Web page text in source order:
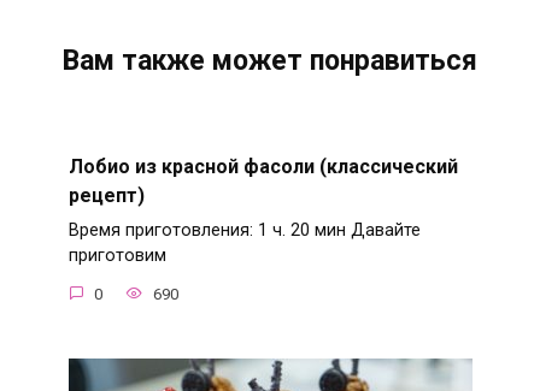
Вам также может понравиться
Лобио из красной фасоли (классический
рецепт)
Время приготовления: 1 ч. 20 мин Давайте
приготовим
0 690